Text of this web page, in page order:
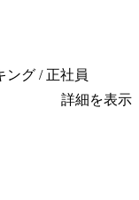
ング / 正社員
詳細を表示